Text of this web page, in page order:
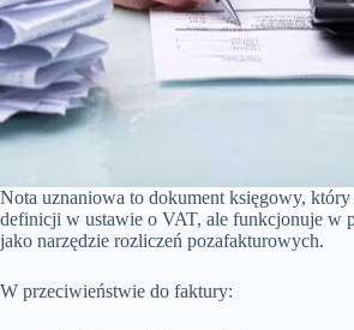
Nota uznaniowa to dokument księgowy,
definicji w ustawie o VAT, ale funkcjonuje w
jako narzędzie rozliczeń pozafakturowych.
W przeciwieństwie do faktury: